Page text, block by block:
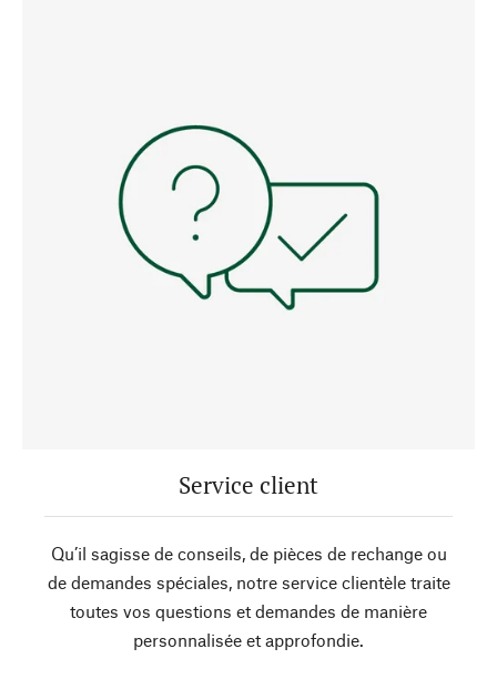
Service client
Qu’il sagisse de conseils, de pièces de rechange ou
de demandes spéciales, notre service clientèle traite
toutes vos questions et demandes de manière
personnalisée et approfondie.